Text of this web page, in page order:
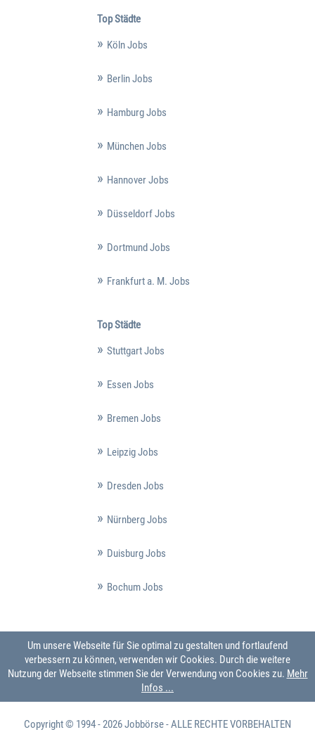
Top Städte
Köln Jobs
Berlin Jobs
Hamburg Jobs
München Jobs
Hannover Jobs
Düsseldorf Jobs
Dortmund Jobs
Frankfurt a. M. Jobs
Top Städte
Stuttgart Jobs
Essen Jobs
Bremen Jobs
Leipzig Jobs
Dresden Jobs
Nürnberg Jobs
Duisburg Jobs
Bochum Jobs
Um unsere Webseite für Sie optimal zu gestalten und fortlaufend
verbessern zu können, verwenden wir Cookies. Durch die weitere
Nutzung der Webseite stimmen Sie der Verwendung von Cookies zu. Mehr
Infos ...
Copyright © 1994 - 2026Jobbörse- ALLE RECHTE VORBEHALTEN